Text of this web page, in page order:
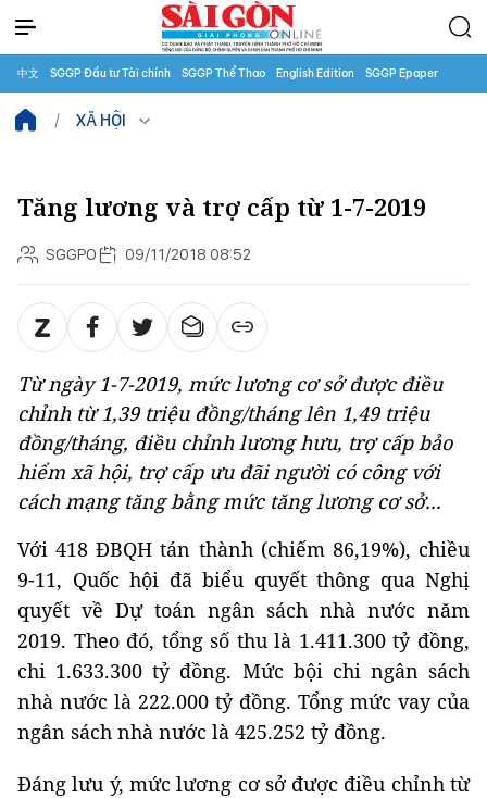
中文 SGGP Đầu tư Tài chính SGGP Thể Thao English Edition SGGP Epaper
XÃ HỘI
Tăng lương và trợ cấp từ 1-7-2019
SGGPO 09/11/2018 08:52
Từ ngày 1-7-2019, mức lương cơ sở được điều
chỉnh từ 1,39 triệu đồng/tháng lên 1,49 triệu
đồng/tháng, điều chỉnh lương hưu, trợ cấp bảo
hiểm xã hội, trợ cấp ưu đãi người có công với
cách mạng tăng bằng mức tăng lương cơ sở...
Với 418 ĐBQH tán thành (chiếm 86,19%), chiều
9-11, Quốc hội đã biểu quyết thông qua Nghị
quyết về Dự toán ngân sách nhà nước năm
2019. Theo đó, tổng số thu là 1.411.300 tỷ đồng,
chi 1.633.300 tỷ đồng. Mức bội chi ngân sách
nhà nước là 222.000 tỷ đồng. Tổng mức vay của
ngân sách nhà nước là 425.252 tỷ đồng.
Đáng lưu ý, mức lương cơ sở được điều chỉnh từ